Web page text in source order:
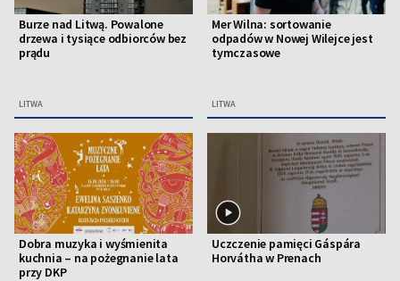
Burze nad Litwą. Powalone
drzewa i tysiące odbiorców bez
prądu
LITWA
Mer Wilna: sortowanie
odpadów w Nowej Wilejce jest
tymczasowe
LITWA
Dobra muzyka i wyśmienita
kuchnia – na pożegnanie lata
przy DKP
Uczczenie pamięci Gáspára
Horvátha w Prenach